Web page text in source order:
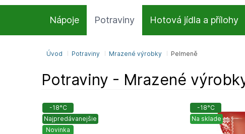
Potraviny - Mrazené
-18°C
Najpredávanejšie
Novinka
-18°C
Na sklade
Úvod Potraviny Mrazené výrobky Pelmeně
Nápoje Potraviny Hotová jídla a přílohy